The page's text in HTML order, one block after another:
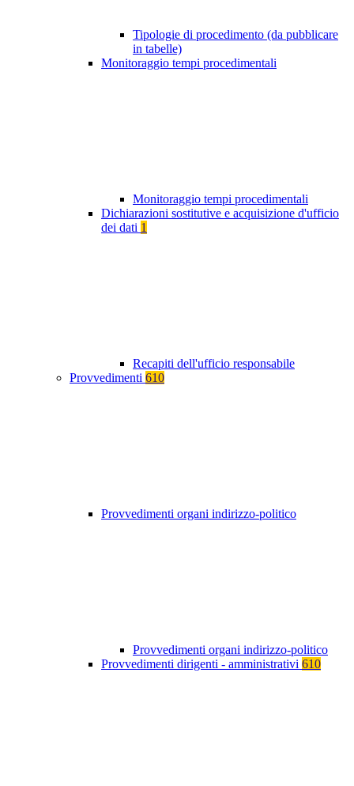
Tipologie di procedimento (da pubblicare
in tabelle)
Monitoraggio tempi procedimentali
Monitoraggio tempi procedimentali
Dichiarazioni sostitutive e acquisizione d'ufficio
dei dati 1
Recapiti dell'ufficio responsabile
Provvedimenti 610
Provvedimenti organi indirizzo-politico
Provvedimenti organi indirizzo-politico
Provvedimenti dirigenti - amministrativi 610